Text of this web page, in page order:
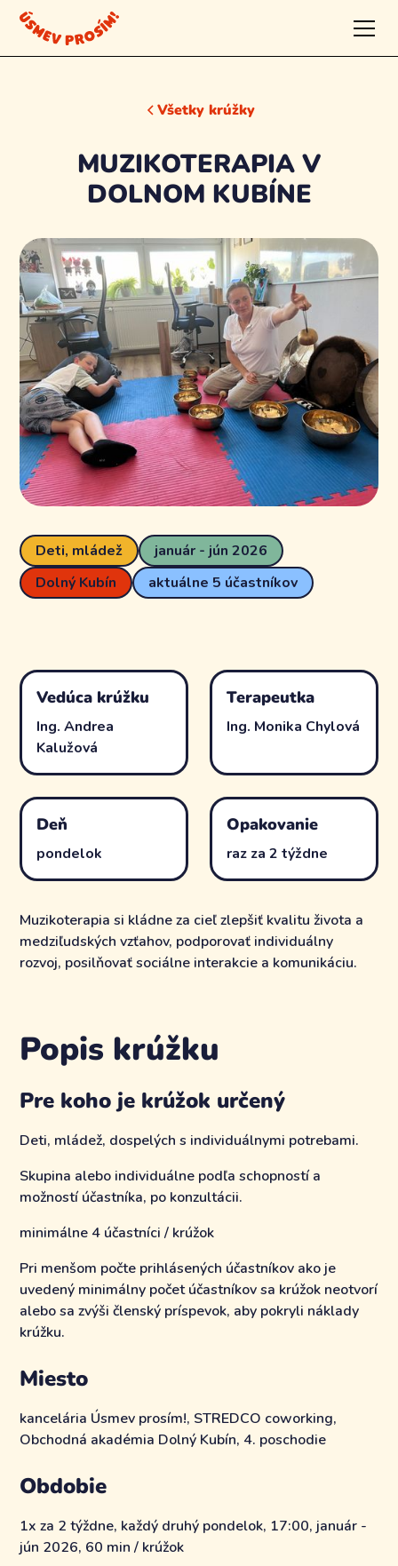
Všetky krúžky
MUZIKOTERAPIA V
DOLNOM KUBÍNE
Deti, mládež
január - jún 2026
Dolný Kubín
aktuálne 5 účastníkov
Vedúca krúžku
Ing. Andrea
Kalužová
Terapeutka
Ing. Monika Chylová
Deň
pondelok
Opakovanie
raz za 2 týždne
Muzikoterapia si kládne za cieľ zlepšiť kvalitu života a
medziľudských vzťahov, podporovať individuálny
rozvoj, posilňovať sociálne interakcie a komunikáciu.
Popis krúžku
Pre koho je krúžok určený
Deti, mládež, dospelých s individuálnymi potrebami.
Skupina alebo individuálne podľa schopností a
možností účastníka, po konzultácii.
minimálne 4 účastníci / krúžok
Pri menšom počte prihlásených účastníkov ako je
uvedený minimálny počet účastníkov sa krúžok neotvorí
alebo sa zvýši členský príspevok, aby pokryli náklady
krúžku.
Miesto
kancelária Úsmev prosím!, STREDCO coworking,
Obchodná akadémia Dolný Kubín, 4. poschodie
Obdobie
1x za 2 týždne, každý druhý pondelok, 17:00, január -
jún 2026, 60 min / krúžok